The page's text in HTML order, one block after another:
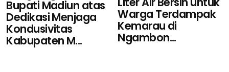
Bupati Madiun atas
Dedikasi Menjaga
Kondusivitas
Kabupaten M...
Warga Terdampak
Kemarau di
Ngambon...